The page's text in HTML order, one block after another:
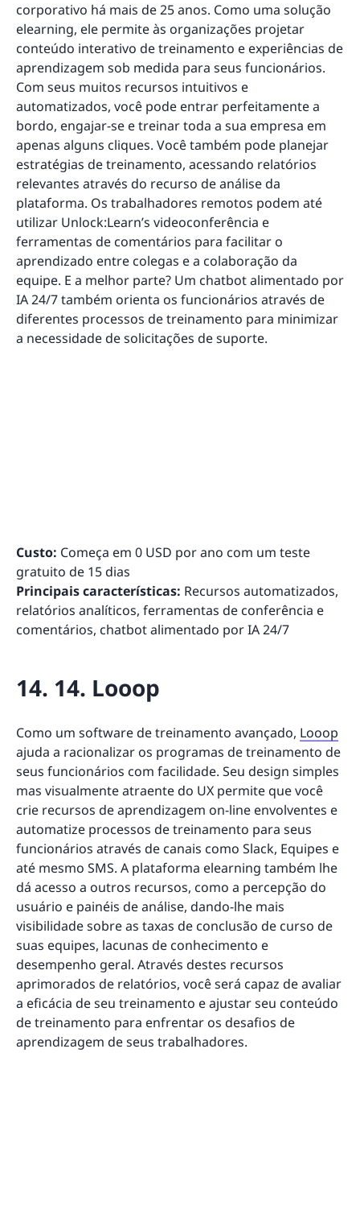
corporativo há mais de 25 anos. Como uma solução
elearning, ele permite às organizações projetar
conteúdo interativo de treinamento e experiências de
aprendizagem sob medida para seus funcionários.
Com seus muitos recursos intuitivos e
automatizados, você pode entrar perfeitamente a
bordo, engajar-se e treinar toda a sua empresa em
apenas alguns cliques. Você também pode planejar
estratégias de treinamento, acessando relatórios
relevantes através do recurso de análise da
plataforma. Os trabalhadores remotos podem até
utilizar Unlock:Learn’s videoconferência e
ferramentas de comentários para facilitar o
aprendizado entre colegas e a colaboração da
equipe. E a melhor parte? Um chatbot alimentado por
IA 24/7 também orienta os funcionários através de
diferentes processos de treinamento para minimizar
a necessidade de solicitações de suporte.
Custo: Começa em 0 USD por ano com um teste
gratuito de 15 dias
Principais características: Recursos automatizados,
relatórios analíticos, ferramentas de conferência e
comentários, chatbot alimentado por IA 24/7
14. 14. Looop
Como um software de treinamento avançado, Looop
ajuda a racionalizar os programas de treinamento de
seus funcionários com facilidade. Seu design simples
mas visualmente atraente do UX permite que você
crie recursos de aprendizagem on-line envolventes e
automatize processos de treinamento para seus
funcionários através de canais como Slack, Equipes e
até mesmo SMS. A plataforma elearning também lhe
dá acesso a outros recursos, como a percepção do
usuário e painéis de análise, dando-lhe mais
visibilidade sobre as taxas de conclusão de curso de
suas equipes, lacunas de conhecimento e
desempenho geral. Através destes recursos
aprimorados de relatórios, você será capaz de avaliar
a eficácia de seu treinamento e ajustar seu conteúdo
de treinamento para enfrentar os desafios de
aprendizagem de seus trabalhadores.